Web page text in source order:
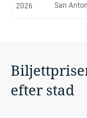
2026
San
efter stad